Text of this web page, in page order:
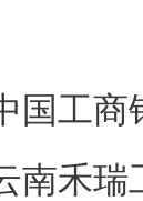
国工
南禾瑞